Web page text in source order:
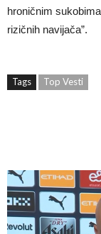
hroničnim
rizičnih navijača”.
Tags Top Vesti